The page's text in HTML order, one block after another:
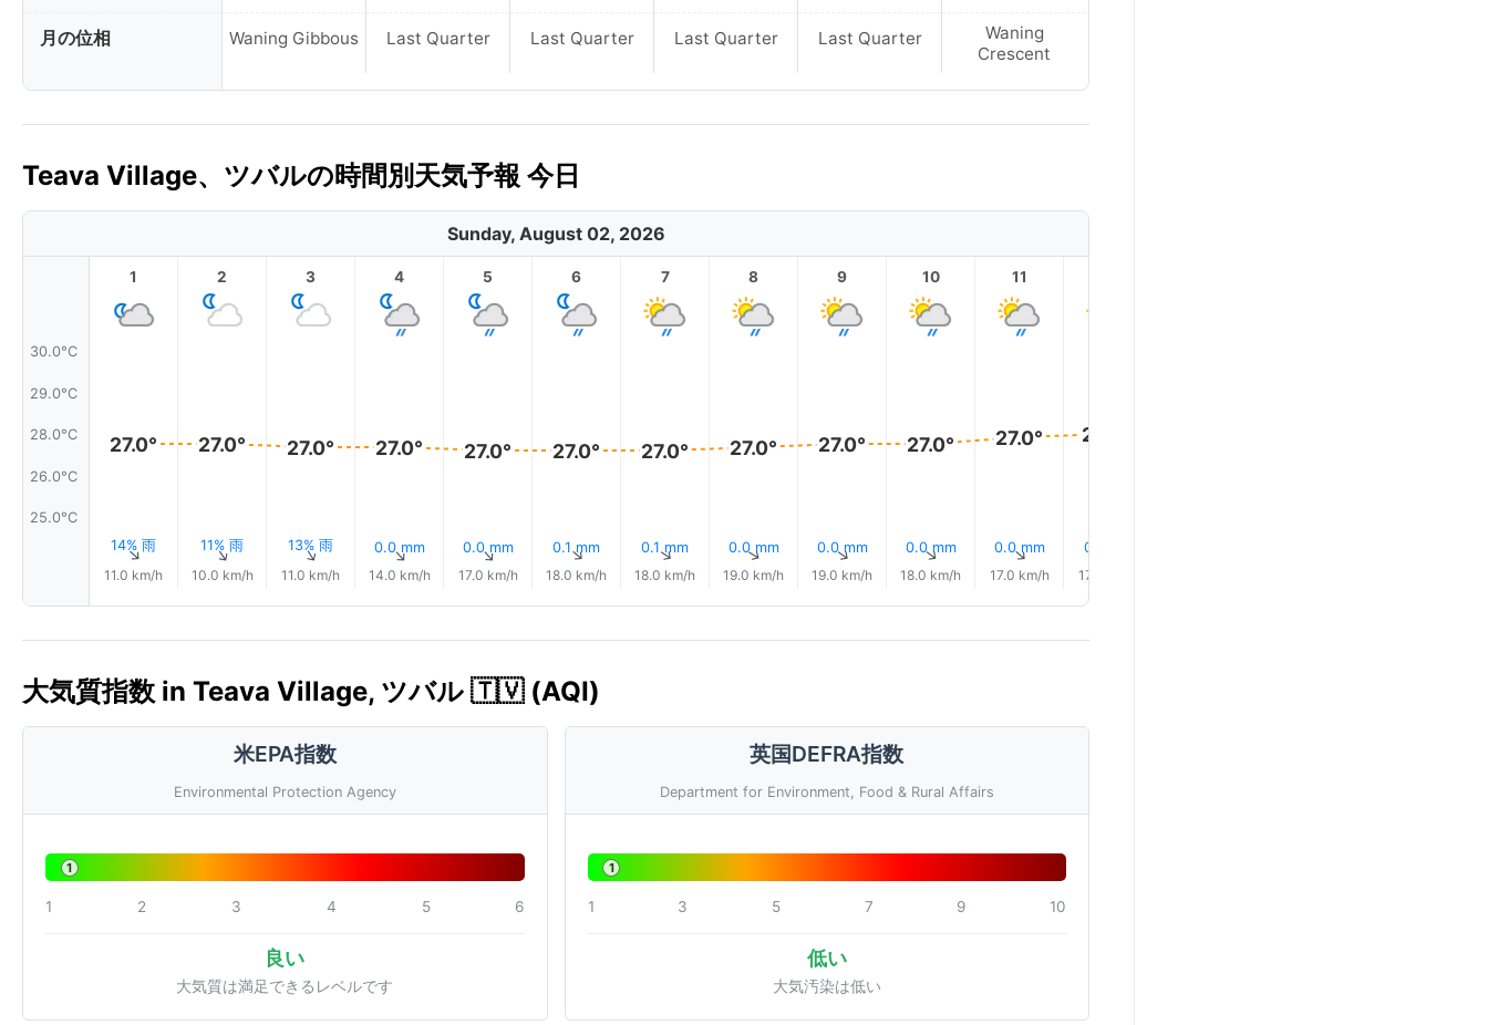
月の位相 Waning Gibbous Last Quarter Last Quarter Last Quarter Last Quarter
Waning
Crescent
Teava Village、ツバルの時間別天気予報 今日
Sunday, August 02, 2026
30.0°C
29.0°C
28.0°C
26.0°C
25.0°C
1
27.0°
14% 雨
↑
11.0 km/h
2
27.0°
11% 雨
↑
10.0 km/h
3
27.0°
13% 雨
↑
11.0 km/h
4
27.0°
0.0 mm
↑
14.0 km/h
5
27.0°
0.0 mm
↑
17.0 km/h
6
27.0°
0.1 mm
↑
18.0 km/h
7
27.0°
0.1 mm
↑
18.0 km/h
8
27.0°
0.0 mm
↑
19.0 km/h
9
27.0°
0.0 mm
↑
19.0 km/h
10
27.0°
0.0 mm
↑
18.0 km/h
11
27.0°
0.0 mm
↑
17.0 km/h
28.0°
0.1 mm
17.0 km/h
大気質指数 in Teava Village, ツバル 🇹🇻 (AQI)
米EPA指数
Environmental Protection Agency
1
1 2 3 4 5 6
良い
大気質は満足できるレベルです
英国DEFRA指数
Department for Environment, Food & Rural Affairs
1
1 3 5 7 9 10
低い
大気汚染は低い